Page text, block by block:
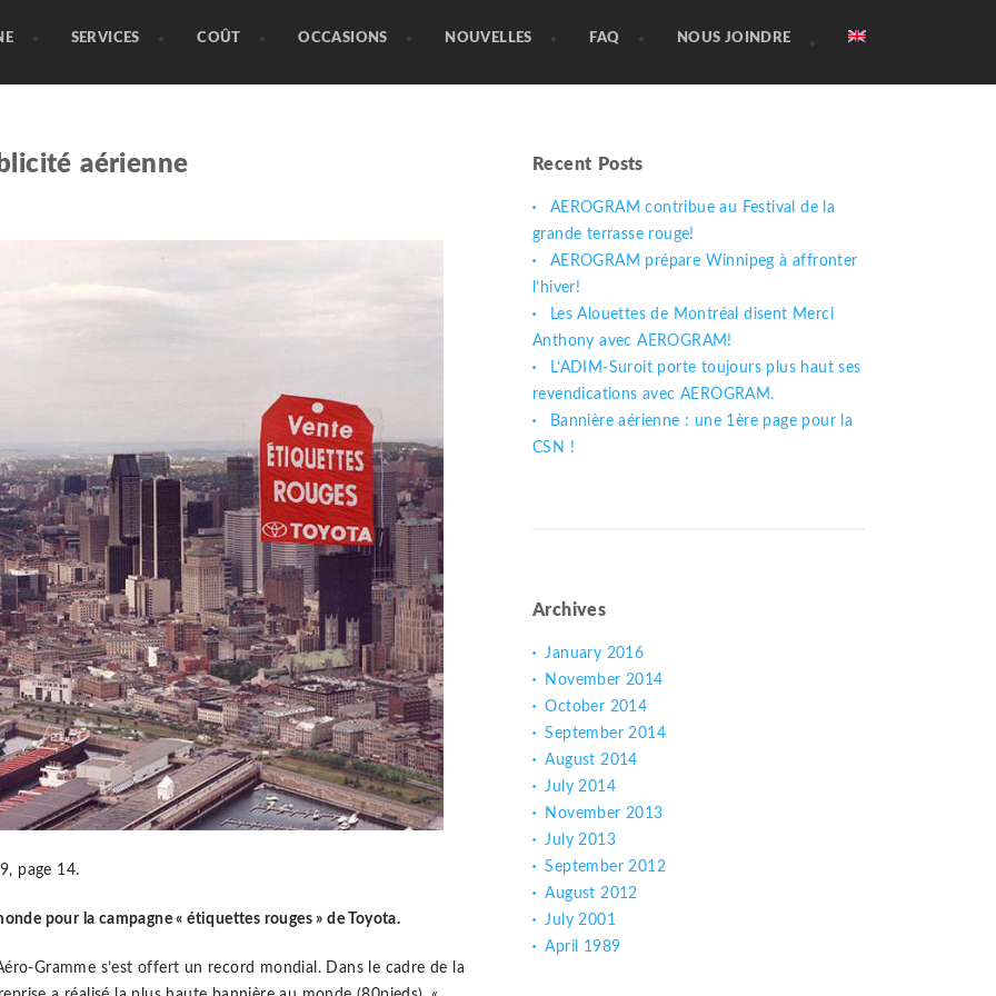
SERVICES COÛT OCCASIONS NOUVELLES FAQ NOUS JOINDRE
aérienne
page 14.
pour la campagne « étiquettes rouges » de Toyota.
Gramme s’est offert un record mondial. Dans le cadre de la
Recent Posts
AEROGRAM contribue au Festival de la
grande terrasse rouge!
AEROGRAM prépare Winnipeg à affronter
l’hiver!
Les Alouettes de Montréal disent Merci
Anthony avec AEROGRAM!
L’ADIM-Suroit porte toujours plus haut ses
revendications avec AEROGRAM.
Bannière aérienne : une 1ère page pour la
CSN !
Archives
January 2016
November 2014
October 2014
September 2014
August 2014
July 2014
November 2013
July 2013
September 2012
August 2012
July 2001
April 1989